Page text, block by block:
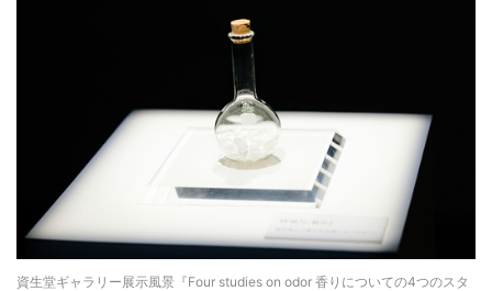
資生堂ギャラリー展示風景『Four studies on odor 香りについての4つのスタ